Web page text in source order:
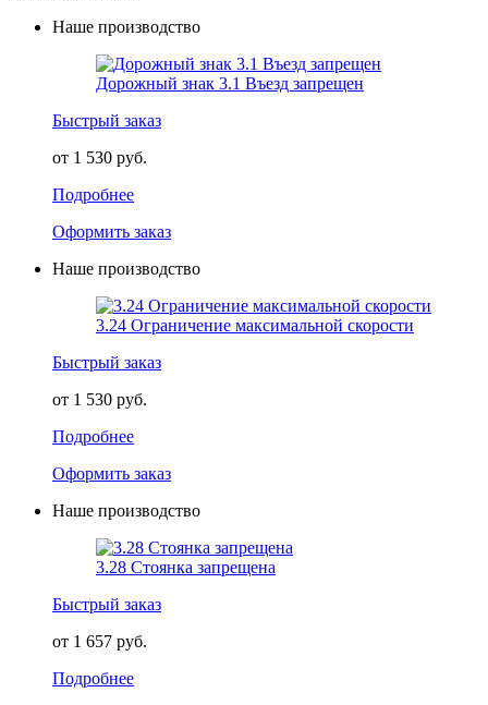
Наше производство
Дорожный знак 3.1 Въезд запрещен
Быстрый заказ
от 1 530 руб.
Подробнее
Оформить заказ
Наше производство
3.24 Ограничение максимальной скорости
Быстрый заказ
от 1 530 руб.
Подробнее
Оформить заказ
Наше производство
3.28 Стоянка запрещена
Быстрый заказ
от 1 657 руб.
Подробнее